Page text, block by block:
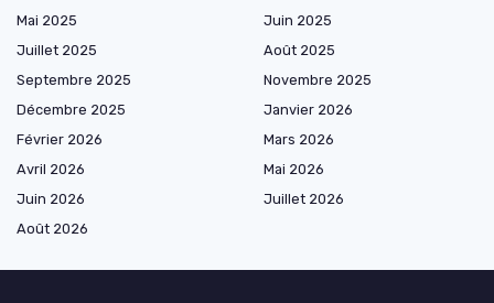
Mai 2025
Juin 2025
Juillet 2025
Août 2025
Septembre 2025
Novembre 2025
Décembre 2025
Janvier 2026
Février 2026
Mars 2026
Avril 2026
Mai 2026
Juin 2026
Juillet 2026
Août 2026